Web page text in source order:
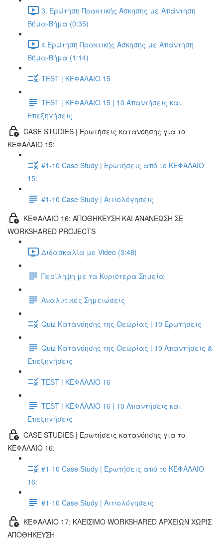
3. Ερώτηση Πρακτικής Άσκησης με Απάντηση
Βήμα-Βήμα (0:35)
4.Ερώτηση Πρακτικής Άσκησης με Απάντηση
Βήμα-Βήμα (1:14)
TEST | ΚΕΦΑΛΑΙΟ 15
TEST | ΚΕΦΑΛΑΙΟ 15 | 10 Απαντήσεις και
Επεξηγήσεις
CASE STUDIES | Ερωτήσεις κατανόησης για το
ΚΕΦΑΛΑΙΟ 15:
#1-10 Case Study | Ερωτήσεις από το ΚΕΦΑΛΑΙΟ
15:
#1-10 Case Study | Αιτιολόγησεις
ΚΕΦΑΛΑΙΟ 16: ΑΠΟΘΗΚΕΥΣΗ ΚΑΙ ΑΝΑΝΕΩΣΗ ΣΕ
WORKSHARED PROJECTS
Διδασκαλία με Video (3:48)
Περίληψη με τα Κυριότερα Σημεία
Αναλυτικές Σημειώσεις
Quiz Κατανόησης της Θεωρίας | 10 Ερωτήσεις
Quiz Κατανόησης της Θεωρίας | 10 Απαντήσεις &
Επεξηγήσεις
TEST | ΚΕΦΑΛΑΙΟ 16
TEST | ΚΕΦΑΛΑΙΟ 16 | 10 Απαντήσεις και
Επεξηγήσεις
CASE STUDIES | Ερωτήσεις κατανόησης για το
ΚΕΦΑΛΑΙΟ 16:
#1-10 Case Study | Ερωτήσεις από το ΚΕΦΑΛΑΙΟ
16:
#1-10 Case Study | Αιτιολόγησεις
ΚΕΦΑΛΑΙΟ 17: ΚΛΕΙΣΙΜΟ WORKSHARED ΑΡΧΕΙΩΝ ΧΩΡΙΣ
ΑΠΟΘΗΚΕΥΣΗ